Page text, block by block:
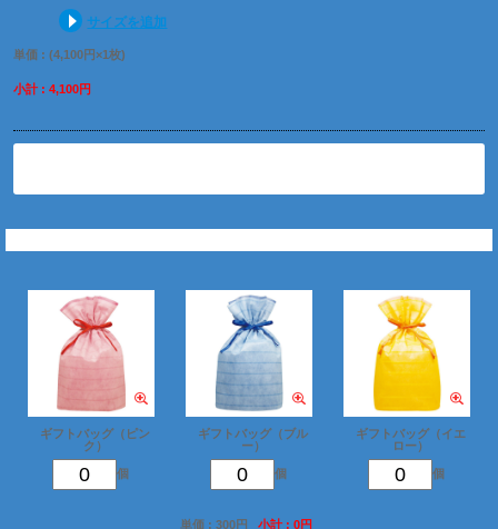
サイズを追加
単価 : (4,100円×1枚)
小計 : 4,100円
ギフトバッグ（ピン
ク）
個
ギフトバッグ（ブル
ー）
個
ギフトバッグ（イエ
ロー）
個
単価 : 300円 小計 : 0円